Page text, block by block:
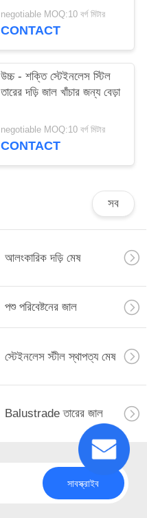
negotiable MOQ:10 বর্গ মিটার
CONTACT
উচ্চ - শক্তি স্টেইনলেস স্টিল
তারের দড়ি জাল খাঁচার জন্য বেড়া
negotiable MOQ:10 বর্গ মিটার
CONTACT
সব
আলংকারিক দড়ি মেষ
পশু পরিবেষ্টনের জাল
স্টেইনলেস স্টীল স্থাপত্য মেষ
Balustrade তারের জাল
সাবস্ক্রাইব